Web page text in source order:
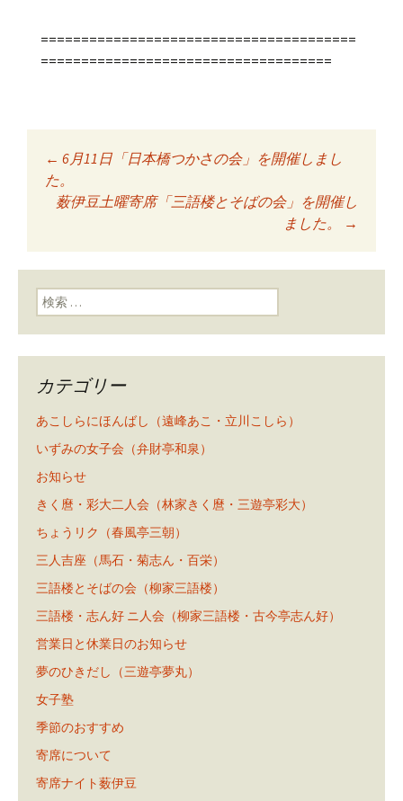
=======================================
====================================
投稿ナビゲーショ
ン
← 6月11日「日本橋つかさの会」を開催しまし
た。
薮伊豆土曜寄席「三語楼とそばの会」を開催し
ました。
→
検索:
カテゴリー
あこしらにほんばし（遠峰あこ・立川こしら）
いずみの女子会（弁財亭和泉）
お知らせ
きく麿・彩大二人会（林家きく麿・三遊亭彩大）
ちょうリク（春風亭三朝）
三人吉座（馬石・菊志ん・百栄）
三語楼とそばの会（柳家三語楼）
三語楼・志ん好 ニ人会（柳家三語楼・古今亭志ん好）
営業日と休業日のお知らせ
夢のひきだし（三遊亭夢丸）
女子塾
季節のおすすめ
寄席について
寄席ナイト薮伊豆